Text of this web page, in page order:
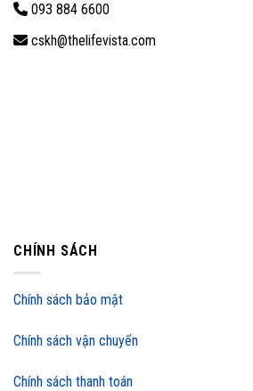
093 884 6600
cskh@thelifevista.com
CHÍNH SÁCH
Chính sách bảo mật
Chính sách vận chuyển
Chính sách thanh toán